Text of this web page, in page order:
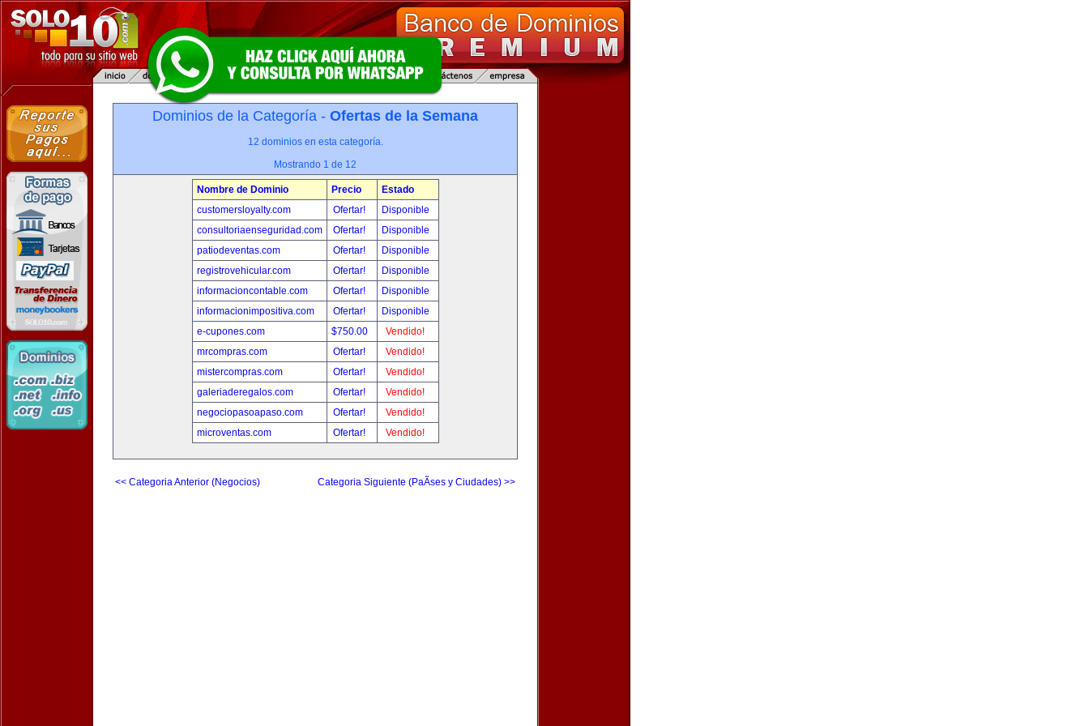
Dominios de la Categoría - Ofertas de la Semana
12 dominios en esta categoría.
Mostrando 1 de 12
Nombre de Dominio Precio
Estado
customersloyalty.com
Ofertar!
Disponible
consultoriaenseguridad.com
Ofertar!
Disponible
patiodeventas.com
Ofertar!
Disponible
registrovehicular.com
Ofertar!
Disponible
informacioncontable.com
Ofertar!
Disponible
informacionimpositiva.com
Ofertar!
Disponible
e-cupones.com
$750.00
Vendido!
mrcompras.com
Ofertar!
Vendido!
mistercompras.com
Ofertar!
Vendido!
galeriaderegalos.com
Ofertar!
Vendido!
negociopasoapaso.com
Ofertar!
Vendido!
microventas.com
Ofertar! Vendido!
<< Categoria Anterior (Negocios) Categoria Siguiente (PaÃ­ses y Ciudades) >>